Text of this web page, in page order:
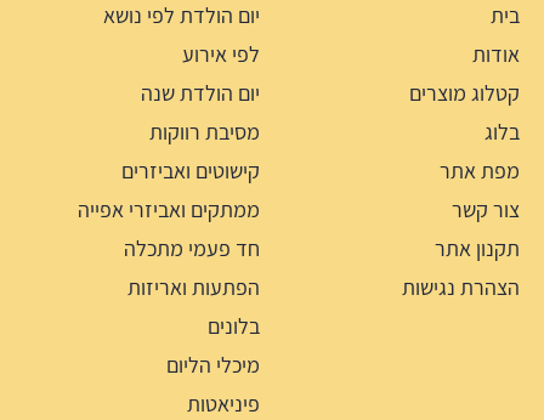
בית
אודות
קטלוג מוצרים
בלוג
מפת אתר
צור קשר
תקנון אתר
הצהרת נגישות
יום הולדת לפי נושא
לפי אירוע
יום הולדת שנה
מסיבת רווקות
קישוטים ואביזרים
ממתקים ואביזרי אפייה
חד פעמי מתכלה
הפתעות ואריזות
בלונים
מיכלי הליום
פיניאטות